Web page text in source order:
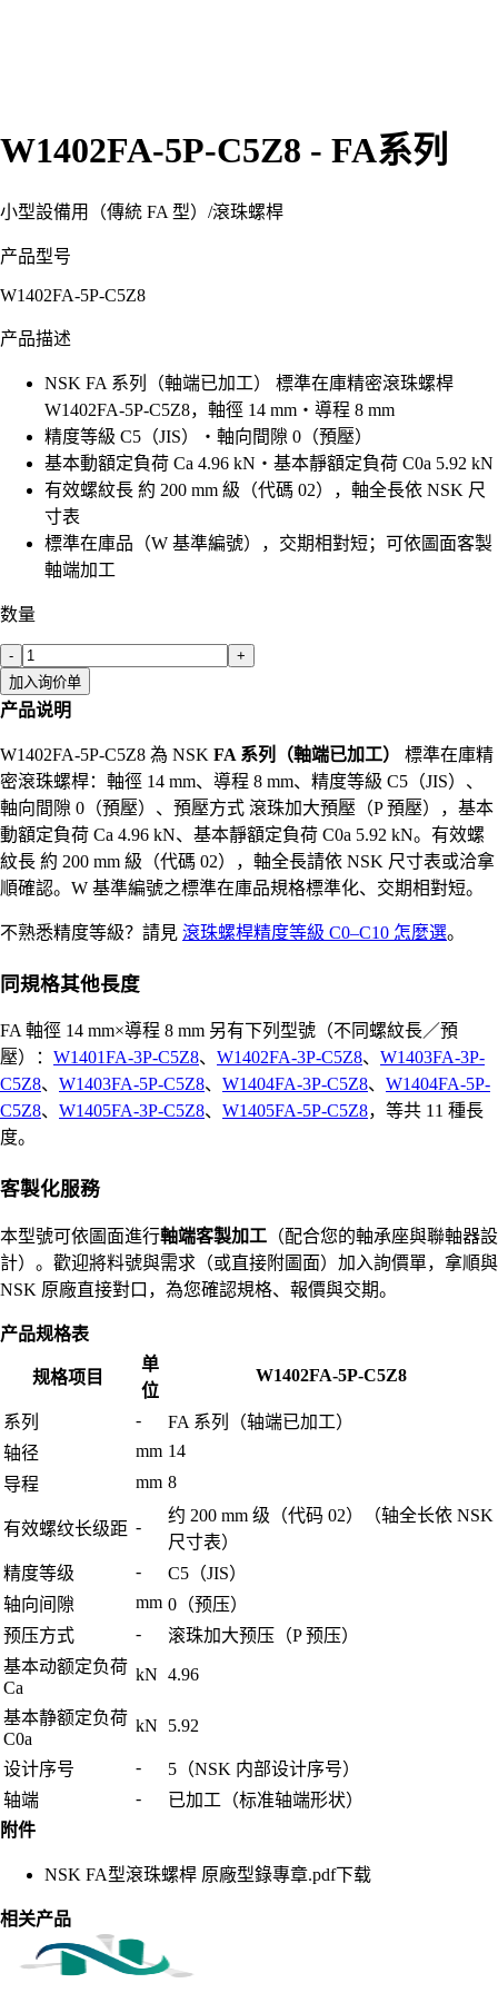
W1402FA-5P-C5Z8 - FA系列
小型設備用（傳統 FA 型） /滾珠螺桿
产品型号
W1402FA-5P-C5Z8
产品描述
NSK FA 系列（軸端已加工） 標準在庫精密滾珠螺桿
W1402FA-5P-C5Z8，軸徑 14 mm・導程 8 mm
精度等級 C5（JIS）・軸向間隙 0（預壓）
基本動額定負荷 Ca 4.96 kN・基本靜額定負荷 C0a 5.92 kN
有效螺紋長 約 200 mm 級（代碼 02），軸全長依 NSK 尺
寸表
標準在庫品（W 基準編號），交期相對短；可依圖面客製
軸端加工
数量
-
+
加入询价单
产品说明
W1402FA-5P-C5Z8 為 NSK FA 系列（軸端已加工）
標準在庫精
密滾珠螺桿：軸徑 14 mm、導程 8 mm、精度等級 C5（JIS）、
軸向間隙 0（預壓）、預壓方式 滾珠加大預壓（P 預壓），基本
動額定負荷 Ca 4.96 kN、基本靜額定負荷 C0a 5.92 kN。有效螺
紋長 約 200 mm 級（代碼 02），軸全長請依 NSK 尺寸表或洽拿
順確認。W 基準編號之標準在庫品規格標準化、交期相對短。
不熟悉精度等級？請見 滾珠螺桿精度等級 C0–C10 怎麼選。
同規格其他長度
FA 軸徑 14 mm×導程 8 mm 另有下列型號（不同螺紋長／預
壓）： W1401FA-3P-C5Z8、 W1402FA-3P-C5Z8、 W1403FA-3P-
C5Z8、 W1403FA-5P-C5Z8、 W1404FA-3P-C5Z8、 W1404FA-5P-
C5Z8、 W1405FA-3P-C5Z8、 W1405FA-5P-C5Z8，等共 11 種長
度。
客製化服務
本型號可依圖面進行軸端客製加工 （配合您的軸承座與聯軸器設
計）。歡迎將料號與需求（或直接附圖面）加入詢價單，拿順與
NSK 原廠直接對口，為您確認規格、報價與交期。
产品规格表
规格项目
单
位
W1402FA-5P-C5Z8
系列 -
FA 系列（轴端已加工）
轴径
mm 14
导程
mm 8
有效螺纹长级距 -
约 200 mm 级（代码 02）（轴全长依 NSK
尺寸表）
精度等级
-
C5（JIS）
轴向间隙
mm 0（预压）
预压方式
-
滚珠加大预压（P 预压）
基本动额定负荷
Ca
kN 4.96
基本静额定负荷
C0a
kN 5.92
设计序号 -
5（NSK 内部设计序号）
轴端
-
已加工（标准轴端形状）
附件
NSK FA型滾珠螺桿 原廠型錄專章.pdf下载
相关产品